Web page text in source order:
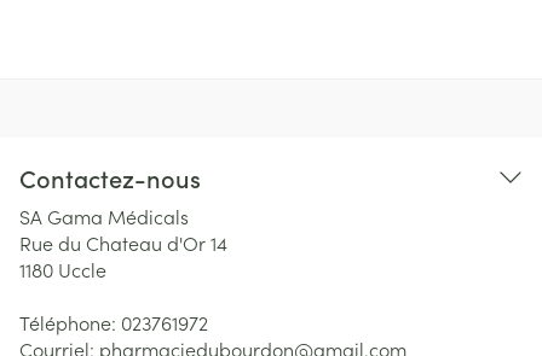
Contactez-nous
SA Gama Médicals
Rue du Chateau d'Or 14
1180 Uccle
Téléphone: 023761972
Courriel: pharmaciedubourdon@gmail.com